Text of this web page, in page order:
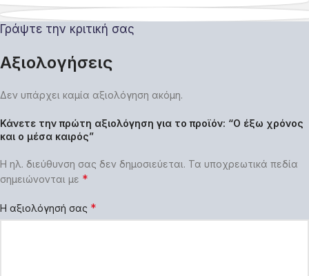
Γράψτε την κριτική σας
Αξιολογήσεις
Δεν υπάρχει καμία αξιολόγηση ακόμη.
Κάνετε την πρώτη αξιολόγηση για το προϊόν: “Ο έξω χρόνος
και ο μέσα καιρός”
Η ηλ. διεύθυνση σας δεν δημοσιεύεται. Τα υποχρεωτικά πεδία
σημειώνονται με *
Η αξιολόγησή σας *